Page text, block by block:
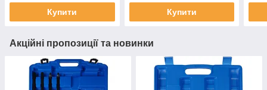
Купити Купити
Акційні пропозиції та новинки